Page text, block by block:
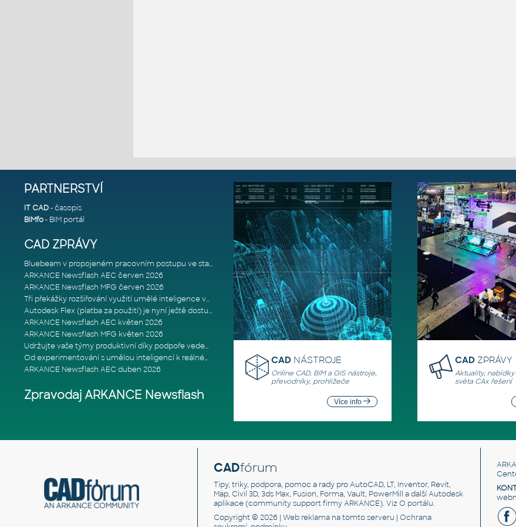
PARTNERSTVÍ
IT CAD- časopis
BIMfo- BIM portál
CAD ZPRÁVY
Bluebeam v propojeném pracovním postupu ve stavebnictví: Proč je int
ARKANCE Newsflash AEC červen 2026
ARKANCE Newsflash MFG červen 2026
Tři překážky rozšiřování využití umělé inteligence ve stavebním prům
Autodesk Flex (platba za použití) je nyní ještě dostupnější
ARKANCE Newsflash AEC květen 2026
ARKANCE Newsflash MFG květen 2026
Udržujte vaše týmy produktivní díky podpoře vedené odborníky
Od experimentování s umělou inteligencí k reálnému dopadu na podniká
ARKANCE Newsflash AEC duben 2026
Zpravodaj ARKANCE Newsflash
CAD NÁSTROJE
Online CAD, BIM a GIS nástroje,
převodníky, prohlížeče
Více info
CAD ZPRÁVY
Aktuality,
světa CAx řešení
CADfórum
Tipy, triky, podpora, pomoc a rady pro AutoCAD, LT, Inventor, Revit,
Map, Civil 3D, 3ds Max, Fusion, Forma, Vault, PowerMill a další Autodesk
aplikace (community support firmy ARKANCE). Viz O portálu.
Copyright © 2026 | Web reklamana tomto serveru | Ochrana